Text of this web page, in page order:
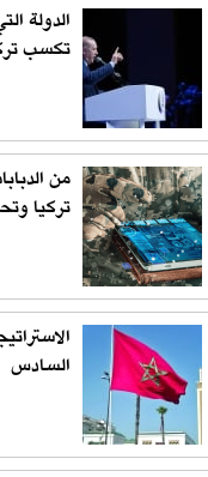
الدولة
تكسب
من
تركيا
السادس